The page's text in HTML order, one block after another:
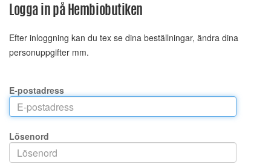
Logga in på Hembiobutiken
Efter inloggning kan du tex se dina beställningar, ändra dina
personuppgifter mm.
E-postadress
Lösenord